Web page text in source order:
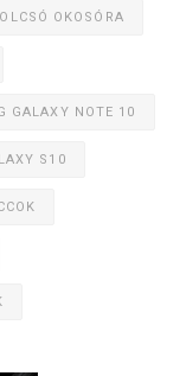
OLCSÓ OKOSÓRA
GALAXY NOTE 10
S10